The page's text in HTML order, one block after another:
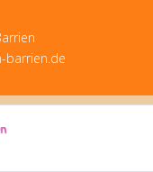
barrien.de